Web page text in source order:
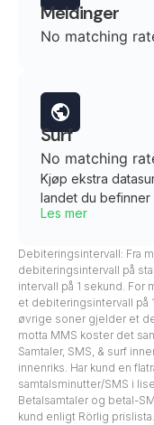
Meldinger
No matching
Surf
No matching
Kjøp ekstra
landet du befinner
Les mer
Debiteringsintervall: Fra
debiteringsintervall på
intervall på 1 sekund. For
et debiteringsintervall på
øvrige soner gjelder et
motta MMS koster det
Samtaler, SMS, & surf
innenriks. Har kund en
samtalsminutter/SMS i
Betalsamtaler og betal-
kund enligt Rörlig